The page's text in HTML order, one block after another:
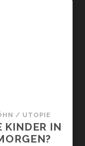
/ UTOPIE
KINDER IN